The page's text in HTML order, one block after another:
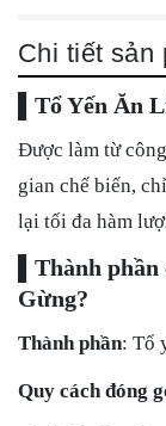
Chi tiết sản
▌Tổ Yến Ăn
Được làm từ
gian chế biến,
lại tối đa hàm
▌Thành
Gừng?
Thành phần: Tổ
Quy cách đóng